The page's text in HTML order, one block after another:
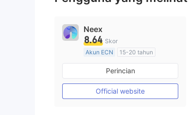
Neex
8.64 Skor
Akun ECN
15-20 tahun
Diatur di Australia
Market Maker (MM)
Lisensi Penuh MT4
Perincian
Official website